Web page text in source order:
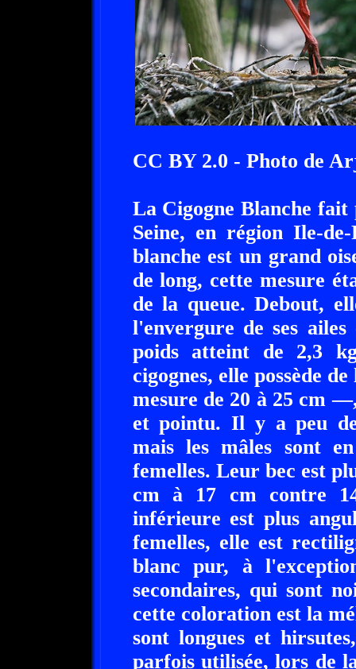
CC BY 2.0 - Photo de
La Cigogne Blanche fait
Seine, en région Ile-
blanche est un grand
de long, cette mesure
de la queue. Debout,
l'envergure de ses
poids atteint de 2,3
cigognes, elle possède
mesure de 20 à 25 cm
et pointu. Il y a peu
mais les mâles sont
femelles. Leur bec est
cm à 17 cm contre
inférieure est plus
femelles, elle est
blanc pur, à
secondaires, qui sont
cette coloration est la
sont longues et
parfois utilisée, lors de